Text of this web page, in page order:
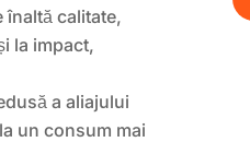
înaltă calitate,
la impact,
a aliajului
un consum mai